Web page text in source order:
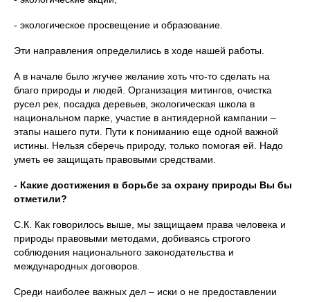
- экологическое просвещение и образование.
Эти направления определились в ходе нашей работы.
А в начале было жгучее желание хоть что-то сделать на
благо природы и людей. Организация митингов, очистка
русел рек, посадка деревьев, экологическая школа в
национальном парке, участие в антиядерной кампании –
этапы нашего пути. Пути к пониманию еще одной важной
истины. Нельзя сберечь природу, только помогая ей. Надо
уметь ее защищать правовыми средствами.
- Какие достижения в борьбе за охрану природы Вы бы
отметили?
С.К. Как говорилось выше, мы защищаем права человека и
природы правовыми методами, добиваясь строгого
соблюдения национального законодательства и
международных договоров.
Среди наиболее важных дел – иски о не предоставлении